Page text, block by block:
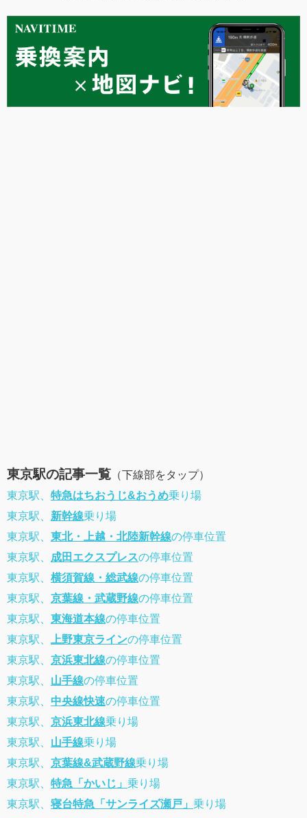
東京駅の記事一覧 （下線部をタップ）
東京駅、 特急はちおうじ&おうめ乗り場
東京駅、 新幹線乗り場
東京駅、 東北・上越・北陸新幹線の停車位置
東京駅、 成田エクスプレスの停車位置
東京駅、 横須賀線・総武線の停車位置
東京駅、 京葉線・武蔵野線の停車位置
東京駅、 東海道本線の停車位置
東京駅、
上野東京ラインの停車位置
東京駅、 京浜東北線の停車位置
東京駅、 山手線の停車位置
東京駅、 中央線快速の停車位置
東京駅、 京浜東北線乗り場
東京駅、 山手線乗り場
東京駅、 京葉線&武蔵野線乗り場
東京駅、 特急「かいじ」 乗り場
東京駅、 寝台特急「サンライズ瀬戸」 乗り場